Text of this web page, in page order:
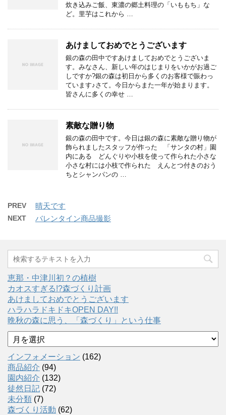
炊き込みご飯、東濃の郷土料理の「いももち」な
ど。里芋はこれから …
あけましておめでとうございます
銀の森の田中ですあけましておめでとうございま
す。みなさん、新しい年のはじまりをいかがお過ご
しですか?銀の森は初日から多くのお客様で賑わっ
ています♪さて。今日からまた一年が始まります。
皆さんに多くの幸せ …
素敵な贈り物
銀の森の田中です。今日は銀の森に素敵な贈り物が
飾られましたスタッフが作った 「サンタの村」園
内にある どんぐりや小枝を使って作られた小さな
小さな村には小枝で作られた えんとつ付きのおう
ちとシャンパンの …
PREV 晴天です
NEXT バレンタイン商品撮影
恵那・中津川初？の植樹
カオスすぎる!?森づくり計画
あけましておめでとうございます
ハラハラドキドキOPEN DAY!!
晩秋の森に思う、「森づくり」という仕事
ア
ー
カ
イ
ブ
インフォメーション (162)
商品紹介 (94)
園内紹介 (132)
徒然日記 (72)
未分類 (7)
森づくり活動 (62)